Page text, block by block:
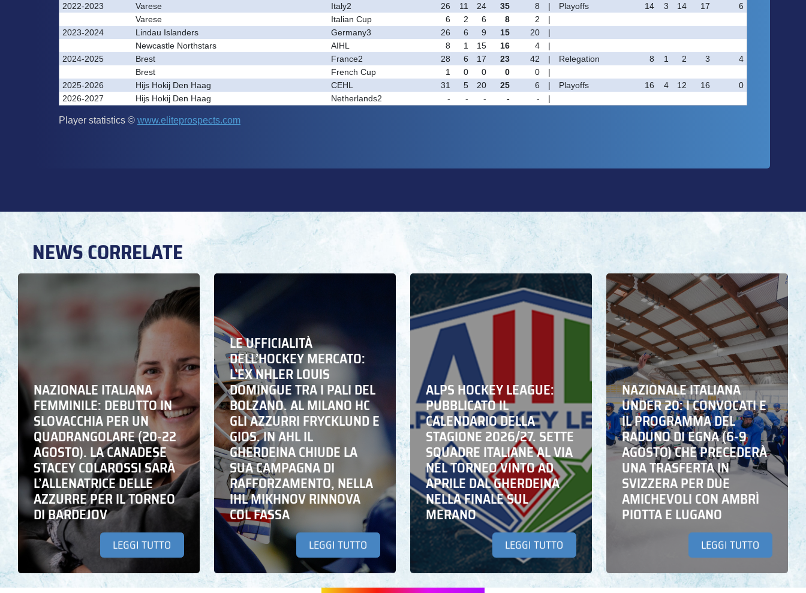
NEWS CORRELATE
NAZIONALE ITALIANA
FEMMINILE: DEBUTTO IN
SLOVACCHIA PER UN
QUADRANGOLARE (20-22
AGOSTO). LA CANADESE
STACEY COLAROSSI SARÀ
L’ALLENATRICE DELLE
AZZURRE PER IL TORNEO
DI BARDEJOV
LEGGI TUTTO
LE UFFICIALITÀ
DELL’HOCKEY MERCATO:
L’EX NHLER LOUIS
DOMINGUE TRA I PALI DEL
BOLZANO. AL MILANO HC
GLI AZZURRI FRYCKLUND E
GIOS. IN AHL IL
GHERDEINA CHIUDE LA
SUA CAMPAGNA DI
RAFFORZAMENTO, NELLA
IHL MIKHNOV RINNOVA
COL FASSA
LEGGI TUTTO
ALPS HOCKEY LEAGUE:
PUBBLICATO IL
CALENDARIO DELLA
STAGIONE 2026/27. SETTE
SQUADRE ITALIANE AL VIA
NEL TORNEO VINTO AD
APRILE DAL GHERDEINA
NELLA FINALE SUL
MERANO
LEGGI TUTTO
NAZIONALE ITALIANA
UNDER 20: I CONVOCATI E
IL PROGRAMMA DEL
RADUNO DI EGNA (6-9
AGOSTO) CHE PRECEDERÀ
UNA TRASFERTA IN
SVIZZERA PER DUE
AMICHEVOLI CON AMBRÌ
PIOTTA E LUGANO
LEGGI TUTTO